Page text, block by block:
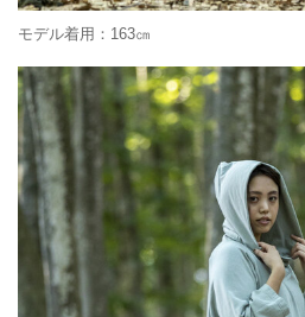
モデル着用：163㎝